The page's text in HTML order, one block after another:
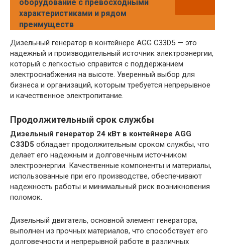
оборудование с превосходными
характеристиками и рядом
преимуществ
Дизельный генератор в контейнере AGG C33D5 — это
надежный и производительный источник электроэнергии,
который с легкостью справится с поддержанием
электроснабжения на высоте. Уверенный выбор для
бизнеса и организаций, которым требуется непрерывное
и качественное электропитание.
Продолжительный срок службы
Дизельный генератор 24 кВт в контейнере AGG
C33D5 обладает продолжительным сроком службы, что
делает его надежным и долговечным источником
электроэнергии. Качественные компоненты и материалы,
использованные при его производстве, обеспечивают
надежность работы и минимальный риск возникновения
поломок.
Дизельный двигатель, основной элемент генератора,
выполнен из прочных материалов, что способствует его
долговечности и непрерывной работе в различных